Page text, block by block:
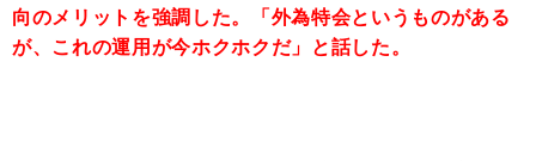
向のメリットを強調した。「外為特会というものがある
が、これの運用が今ホクホクだ」と話した。